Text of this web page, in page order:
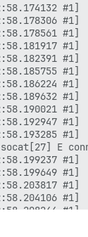
#1]
E